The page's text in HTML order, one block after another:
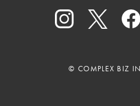
© COMPLEX BIZ